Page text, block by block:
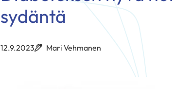
sydäntä
12.9.2023 Mari Vehmanen